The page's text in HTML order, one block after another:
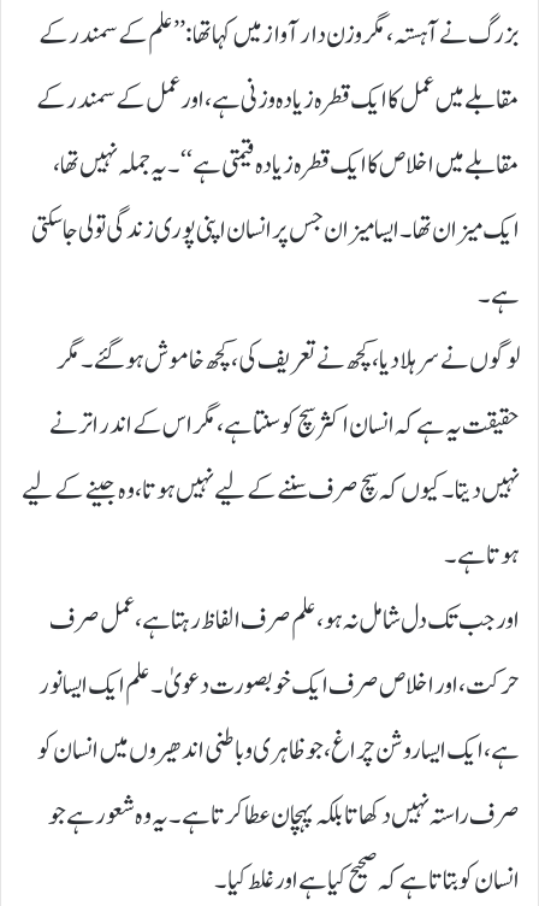
بزرگ نے آہستہ، مگر وزن دار آواز میں کہا تھا: ’’ علم کے سمندر کے
مقابلے میں عمل کا ایک قطرہ زیادہ وزنی ہے، اور عمل کے سمندر کے
مقابلے میں اخلاص کا ایک قطرہ زیادہ قیمتی ہے‘‘۔ یہ جملہ نہیں تھا،
ایک میزان تھا۔ ایسا میزان جس پر انسان اپنی پوری زندگی تولی جا سکتی
ہے۔
لوگوں نے سر ہلا دیا، کچھ نے تعریف کی، کچھ خاموش ہو گئے۔ مگر
حقیقت یہ ہے کہ انسان اکثر سچ کو سنتا ہے، مگر اس کے اندر اترنے
نہیں دیتا ۔ کیوں کہ سچ صرف سننے کے لیے نہیں ہوتا، وہ جینے کے لیے
ہوتا ہے۔
اور جب تک دل شامل نہ ہو، علم صرف الفاظ رہتا ہے، عمل صرف
حرکت، اور اخلاص صرف ایک خوبصورت دعویٰ۔ علم ایک ایسا نور
ہے ، ایک ایسا روشن چراغ ، جو ظاہری و باطنی اندھیروں میں انسان کو
صرف راستہ نہیں دکھاتا بلکہ پہچان عطا کرتا ہے ۔ یہ وہ شعور ہے جو
انسان کو بتاتا ہے کہ صحیح کیا ہے اور غلط کیا۔